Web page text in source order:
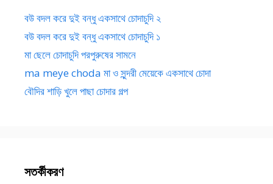
বউ বদল করে দুই বন্ধু একসাথে চোদাচুদি ২
বউ বদল করে দুই বন্ধু একসাথে চোদাচুদি ১
মা ছেলে চোদাচুদি পরপুরুষের সামনে
ma meye choda মা ও সুন্দরী মেয়েকে একসাথে চোদা
বৌদির শাড়ি খুলে পাছা চোদার গল্প
সতর্কীকরণ